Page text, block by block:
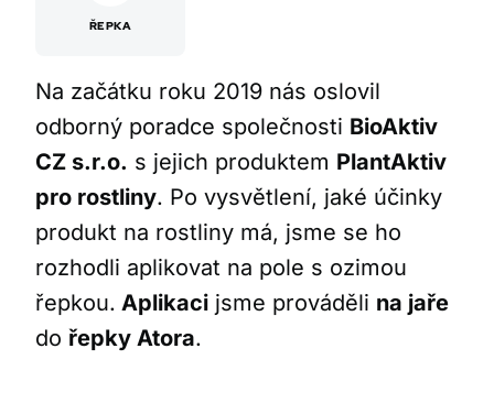
ŘEPKA
Na začátku roku 2019 nás oslovil
odborný poradce společnosti BioAktiv
CZ s.r.o. s jejich produktem PlantAktiv
pro rostliny. Po vysvětlení, jaké účinky
produkt na rostliny má, jsme se ho
rozhodli aplikovat na pole s ozimou
řepkou. Aplikaci jsme prováděli na jaře
do řepky Atora.